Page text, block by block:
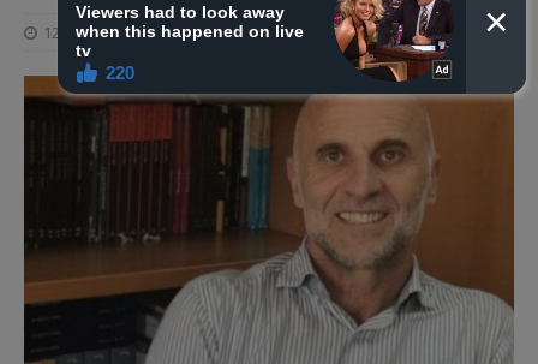
12 siječnja, 2020 haberhana